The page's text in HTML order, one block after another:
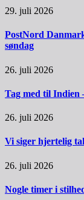
29. juli 2026
PostNord
søndag
26. juli 2026
Tag med til Indien
26. juli 2026
Vi siger hjertelig
26. juli 2026
Nogle timer i